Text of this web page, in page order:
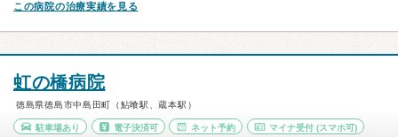
この病院の治療実績を見る
虹の橋病院
徳島県徳島市中島田町（鮎喰駅、蔵本駅）
駐車場あり 電子決済可 ネット予約 マイナ受付 (スマホ可)